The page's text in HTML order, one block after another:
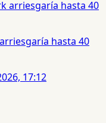
hasta 40
17:12